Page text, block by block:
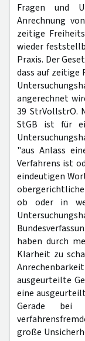
Fragen und
Anrechnung
zeitige
wieder
Praxis. Der
dass auf
angerechnet
39 StrVollstrO.
StGB ist für
"aus Anlass
Verfahrens ist
eindeutigen
ob oder in
haben durch
Klarheit zu
ausgeurteilte
eine
Gerade bei
große